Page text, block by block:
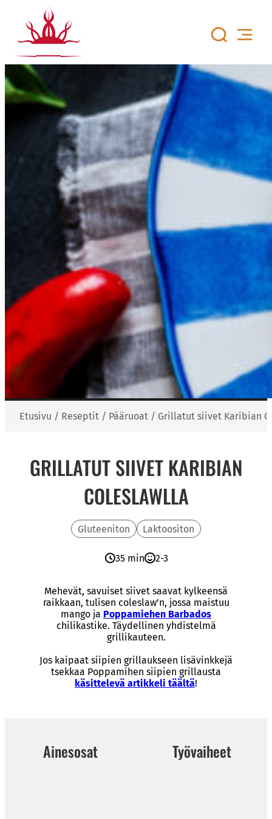
sisältöön
Etusivu / Reseptit / Pääruoat / Grillatut siivet Karibian
GRILLATUT SIIVET KARIBIAN
COLESLAWLLA
Gluteeniton Laktoositon
35 min 2-3
Mehevät, savuiset siivet saavat kylkeensä
raikkaan, tulisen coleslaw’n, jossa maistuu
mango ja Poppamiehen Barbados
chilikastike. Täydellinen yhdistelmä
grillikauteen.
Jos kaipaat siipien grillaukseen lisävinkkejä
tsekkaa Poppamihen siipien grillausta
käsittelevä artikkeli täältä!
Ainesosat Työvaiheet